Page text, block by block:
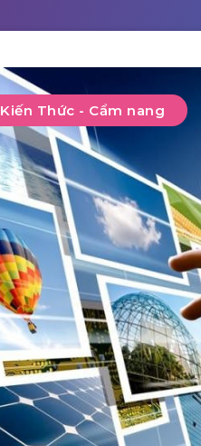
Kiến Thức - Cẩm nang